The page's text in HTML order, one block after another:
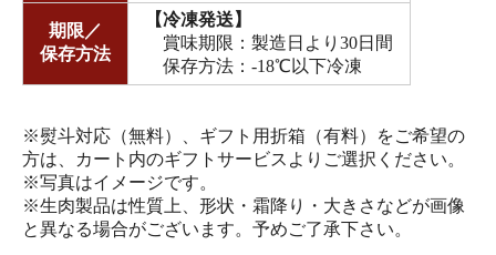
期限／
保存方法
【冷凍発送】
賞味期限：製造日より30日間
保存方法：-18℃以下冷凍
※熨斗対応（無料）、ギフト用折箱（有料）をご希望の
方は、カート内のギフトサービスよりご選択ください。
※写真はイメージです。
※生肉製品は性質上、形状・霜降り・大きさなどが画像
と異なる場合がございます。予めご了承下さい。